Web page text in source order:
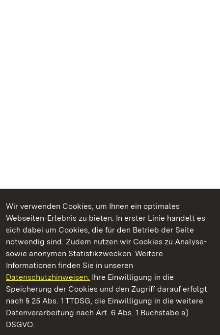
Wir verwenden Cookies, um Ihnen ein optimales
Webseiten-Erlebnis zu bieten. In erster Linie handelt es
sich dabei um Cookies, die für den Betrieb der Seite
notwendig sind. Zudem nutzen wir Cookies zu Analyse-
sowie anonymen Statistikzwecken. Weitere
Informationen finden Sie in unseren
Datenschutzhinweisen. Ihre Einwilligung in die
Speicherung der Cookies und den Zugriff darauf erfolgt
nach § 25 Abs. 1 TTDSG, die Einwilligung in die weitere
Datenverarbeitung nach Art. 6 Abs. 1 Buchstabe a)
DSGVO.
Kommen. Staunen. Genießen.
Kloster und Schloss Salem
Staatliche Schlösser und Gärten Baden-Württemberg
Kontakt